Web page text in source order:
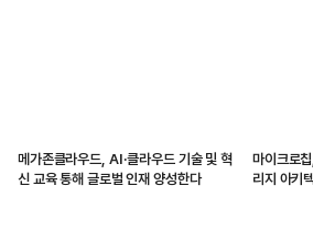
메가존클라우드, AI·클라우드 기술 및 혁
신 교육 통해 글로벌 인재 양성한다
마이크로
리지 아키